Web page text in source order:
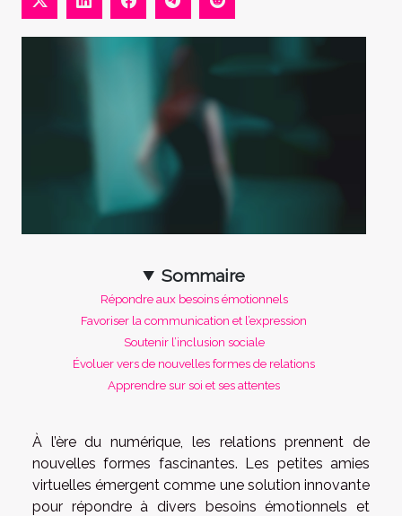
Sommaire
Répondre aux besoins émotionnels
Favoriser la communication et l’expression
Soutenir l’inclusion sociale
Évoluer vers de nouvelles formes de relations
Apprendre sur soi et ses attentes
À l’ère du numérique, les relations prennent de
nouvelles formes fascinantes. Les petites amies
virtuelles émergent comme une solution innovante
pour répondre à divers besoins émotionnels et